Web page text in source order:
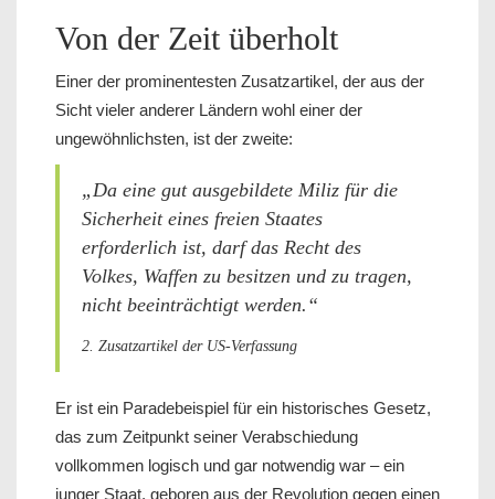
Von der Zeit überholt
Einer der prominentesten Zusatzartikel, der aus der
Sicht vieler anderer Ländern wohl einer der
ungewöhnlichsten, ist der zweite:
„Da eine gut ausgebildete Miliz für die
Sicherheit eines freien Staates
erforderlich ist, darf das Recht des
Volkes, Waffen zu besitzen und zu tragen,
nicht beeinträchtigt werden.“
2. Zusatzartikel der US-Verfassung
Er ist ein Paradebeispiel für ein historisches Gesetz,
das zum Zeitpunkt seiner Verabschiedung
vollkommen logisch und gar notwendig war – ein
junger Staat, geboren aus der Revolution gegen einen